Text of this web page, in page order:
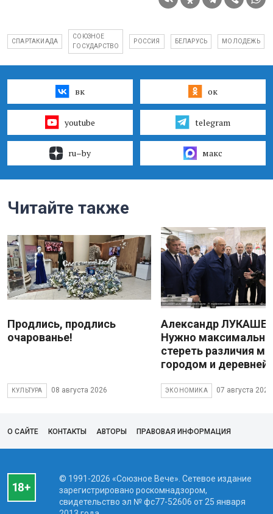
СПАРТАКИАДА
СОЮЗНОЕ
ГОСУДАРСТВО
РОССИЯ БЕЛАРУСЬ МОЛОДЕЖЬ
вк ок
youtube telegram
ru–by макс
Читайте также
Продлись, продлись
очарованье!
КУЛЬТУРА 08 августа 2026
Александр
Нужно максимально
стереть различия
городом и деревней
ЭКОНОМИКА 07 августа 2026
О САЙТЕ КОНТАКТЫ АВТОРЫ ПРАВОВАЯ ИНФОРМАЦИЯ
© 1991-2026 «Союзное Вече». Сетевое издание
зарегистрировано роскомнадзором,
свидетельство эл № фc77-52606 от 25 января